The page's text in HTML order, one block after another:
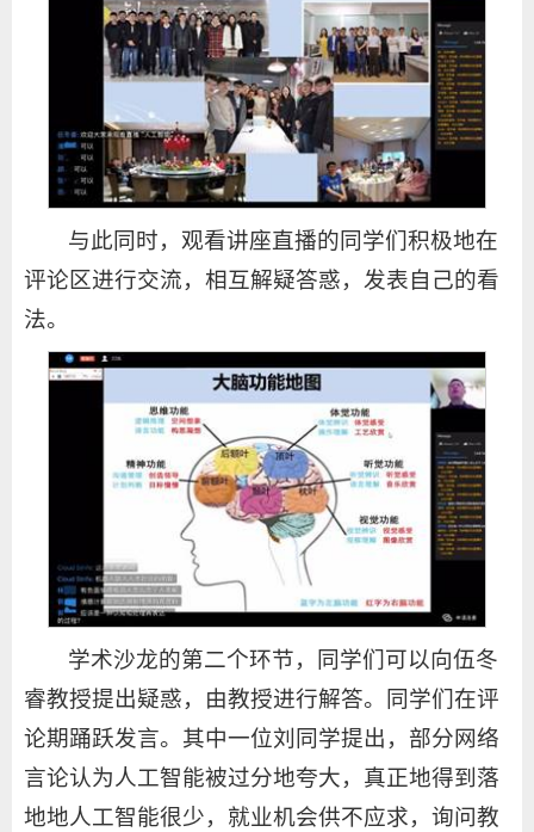
与此同时，观看讲座直播的同学们积极地在
评论区进行交流，相互解疑答惑，发表自己的看
法。
学术沙龙的第二个环节，同学们可以向伍冬
睿教授提出疑惑，由教授进行解答。同学们在评
论期踊跃发言。其中一位刘同学提出，部分网络
言论认为人工智能被过分地夸大，真正地得到落
地地人工智能很少，就业机会供不应求，询问教